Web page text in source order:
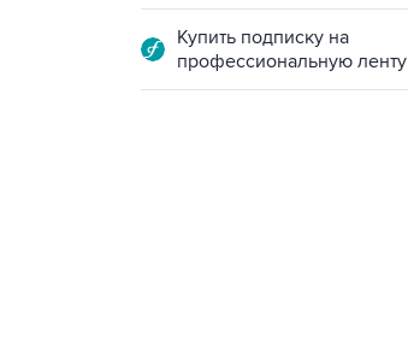
Купить подписку на
профессиональную ленту